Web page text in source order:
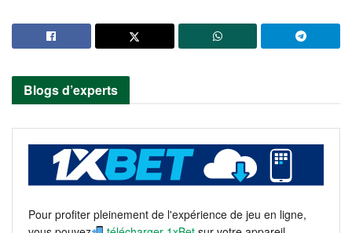
Blogs d’experts
Pour profiter pleinement de l'expérience de jeu en ligne,